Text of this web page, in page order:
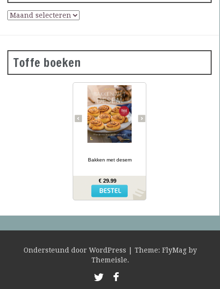
Toffe boeken
Desembrood is
voedzaam, licht
verteerbaar, goed voor de
darmflora én superlekker.
In haar tweede prachtig
geïllustreerde bakboek
verklapt de Sloveense
Anita Sumer de geheimen
van het lekkere brood
brood met het
fougasse, naanbrood,
hamburgerbroodjes,
kaneelbollen, wafels en
panettone. Naast de 77
hoe je het deeg moet
Bakken met desem
€ 29.99
Ondersteund door WordPress | Theme: FlyMagby
Themeisle.